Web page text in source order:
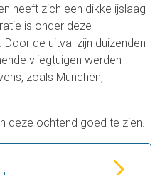
heeft zich een dikke ijslaag
is onder deze
de uitval zijn duizenden
vliegtuigen werden
zoals München,
deze ochtend goed te zien.